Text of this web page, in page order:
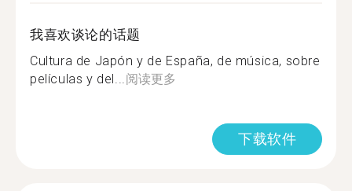
我喜欢谈论的话题
Cultura de Japón y de España, de música, sobre
películas y del...阅读更多
下载软件